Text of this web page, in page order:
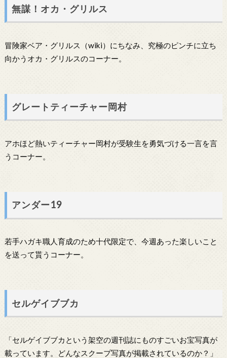
無謀！オカ・グリルス
冒険家ベア・グリルス（wiki）にちなみ、究極のピンチに立ち
向かうオカ・グリルスのコーナー。
グレートティーチャー岡村
アホほど熱いティーチャー岡村が受験生を勇気づける一言を言
うコーナー。
アンダー19
若手ハガキ職人育成のため十代限定で、今週あった楽しいこと
を送って貰うコーナー。
セルゲイブブカ
「セルゲイブブカという架空の週刊誌にものすごいお宝写真が
載っています。どんなスクープ写真が掲載されているのか？」